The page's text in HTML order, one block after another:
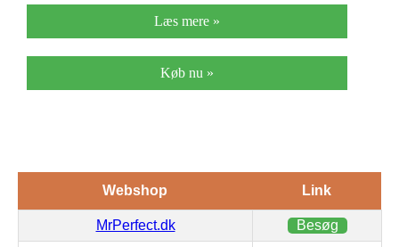
Læs mere »
Køb nu »
Webshop Link
MrPerfect.dk Besøg